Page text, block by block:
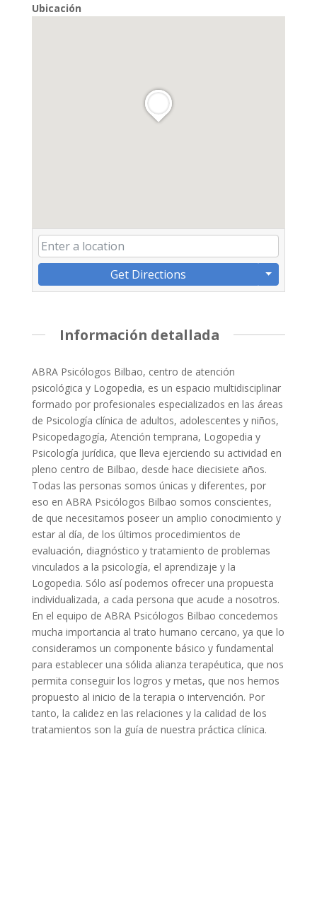
Ubicación
Get Directions
Información detallada
ABRA Psicólogos Bilbao, centro de atención
psicológica y Logopedia, es un espacio multidisciplinar
formado por profesionales especializados en las áreas
de Psicología clínica de adultos, adolescentes y niños,
Psicopedagogía, Atención temprana, Logopedia y
Psicología jurídica, que lleva ejerciendo su actividad en
pleno centro de Bilbao, desde hace diecisiete años.
Todas las personas somos únicas y diferentes, por
eso en ABRA Psicólogos Bilbao somos conscientes,
de que necesitamos poseer un amplio conocimiento y
estar al día, de los últimos procedimientos de
evaluación, diagnóstico y tratamiento de problemas
vinculados a la psicología, el aprendizaje y la
Logopedia. Sólo así podemos ofrecer una propuesta
individualizada, a cada persona que acude a nosotros.
En el equipo de ABRA Psicólogos Bilbao concedemos
mucha importancia al trato humano cercano, ya que lo
consideramos un componente básico y fundamental
para establecer una sólida alianza terapéutica, que nos
permita conseguir los logros y metas, que nos hemos
propuesto al inicio de la terapia o intervención. Por
tanto, la calidez en las relaciones y la calidad de los
tratamientos son la guía de nuestra práctica clínica.